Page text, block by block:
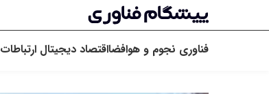
فناوری نجوم و هوافضااقتصاد دیجیتال ارتباطات